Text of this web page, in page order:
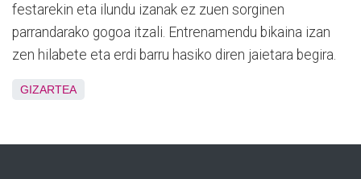
festarekin eta ilundu izanak ez zuen sorginen
parrandarako gogoa itzali. Entrenamendu bikaina izan
zen hilabete eta erdi barru hasiko diren jaietara begira.
GIZARTEA